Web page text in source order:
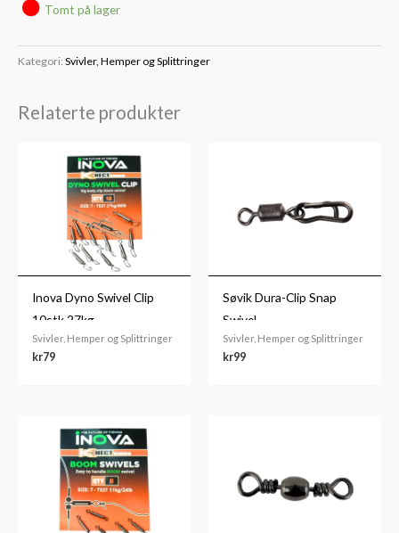
Tomt på lager
Kategori: Svivler, Hemper og Splittringer
Relaterte produkter
Inova Dyno Swivel Clip
10stk 27kg
Svivler, Hemper og Splittringer
kr79
Søvik Dura-Clip Snap
Swivel
Svivler, Hemper og Splittringer
kr99